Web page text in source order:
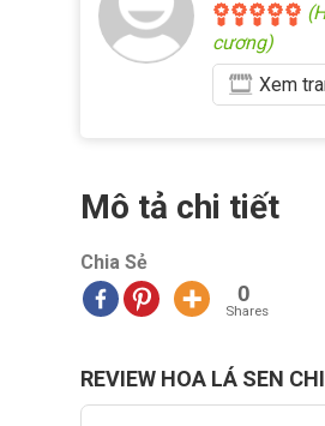
cương)
Xem
Mô tả chi tiết
Chia Sẻ
0
Shares
REVIEW HOA LÁ SEN